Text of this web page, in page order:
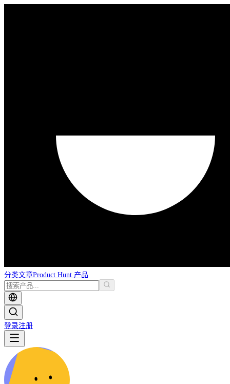
分类文章Product Hunt 产品
登录注册